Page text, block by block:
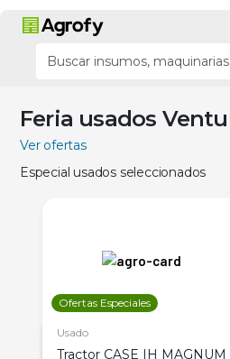
Feria usados
Ver ofertas
Especial usados seleccionados
Ofertas Especiales
Usado
Tractor CASE IH MAGNUM